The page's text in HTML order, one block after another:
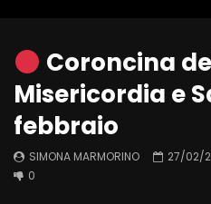
Coroncina
Misericordia e
febbraio
SIMONA MARMORINO 27/02/
0